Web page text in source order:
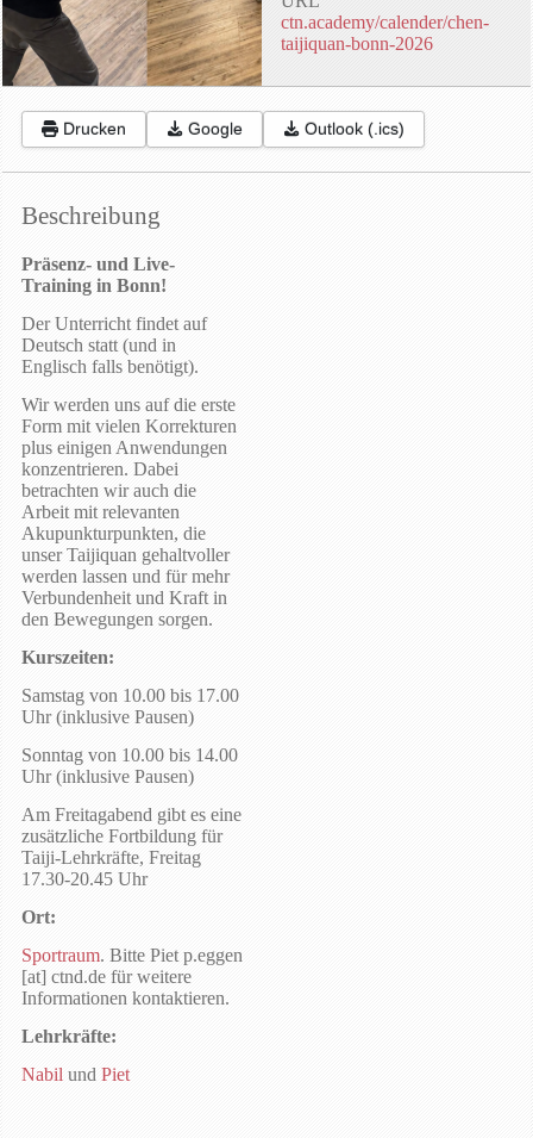
ctn.academy/calender/chen-
taijiquan-bonn-2026
Drucken Google Outlook (.ics)
Beschreibung
Präsenz- und Live-
Training in Bonn!
Der Unterricht findet auf
Deutsch statt (und in
Englisch falls benötigt).
Wir werden uns auf die erste
Form mit vielen Korrekturen
plus einigen Anwendungen
konzentrieren. Dabei
betrachten wir auch die
Arbeit mit relevanten
Akupunkturpunkten, die
unser Taijiquan gehaltvoller
werden lassen und für mehr
Verbundenheit und Kraft in
den Bewegungen sorgen.
Kurszeiten:
Samstag von 10.00 bis 17.00
Uhr (inklusive Pausen)
Sonntag von 10.00 bis 14.00
Uhr (inklusive Pausen)
Am Freitagabend gibt es eine
zusätzliche Fortbildung für
Taiji-Lehrkräfte, Freitag
17.30-20.45 Uhr
Ort:
Sportraum. Bitte Piet p.eggen
[at] ctnd.de für weitere
Informationen kontaktieren.
Lehrkräfte:
Nabil und Piet